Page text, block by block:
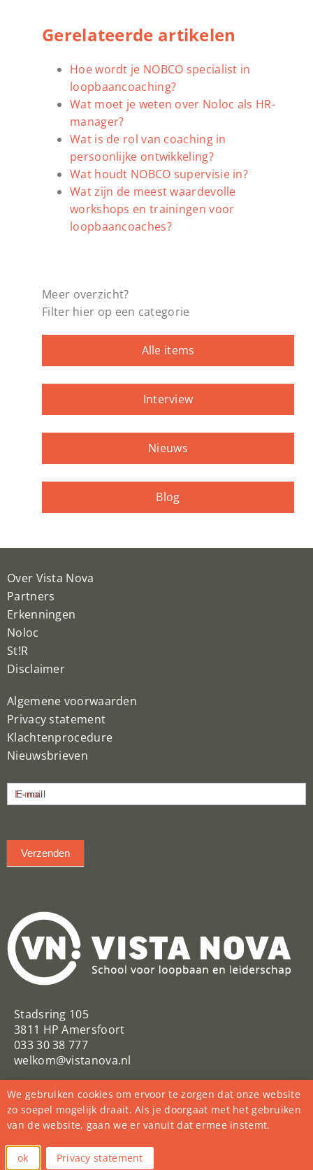
Gerelateerde artikelen
Hoe wordt je NOBCO specialist in
loopbaancoaching?
Wat moet je weten over Noloc als HR-
manager?
Wat is de rol van coaching in
persoonlijke ontwikkeling?
Wat houdt NOBCO supervisie in?
Wat zijn de meest waardevolle
workshops en trainingen voor
loopbaancoaches?
Meer overzicht?
Filter hier op een categorie
Alle items
Interview
Nieuws
Blog
Over Vista Nova
Partners
Erkenningen
Noloc
St!R
Disclaimer
Algemene voorwaarden
Privacy statement
Klachtenprocedure
Nieuwsbrieven
inschrijven
E-mail
Verzenden
Stadsring 105
3811 HP Amersfoort
033 30 38 777
welkom@vistanova.nl
VistaNovaSchool
Vista Nova
@VistaNovaSchool
We gebruiken cookies om ervoor te zorgen dat onze website
zo soepel mogelijk draait. Als je doorgaat met het gebruiken
van de website, gaan we er vanuit dat ermee instemt.
ok Privacy statement